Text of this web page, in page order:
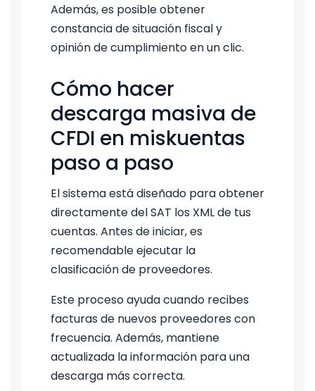
Además, es posible obtener
constancia de situación fiscal y
opinión de cumplimiento en un clic.
Cómo hacer
descarga masiva de
CFDI en miskuentas
paso a paso
El sistema está diseñado para obtener
directamente del SAT los XML de tus
cuentas. Antes de iniciar, es
recomendable ejecutar la
clasificación de proveedores.
Este proceso ayuda cuando recibes
facturas de nuevos proveedores con
frecuencia. Además, mantiene
actualizada la información para una
descarga más correcta.